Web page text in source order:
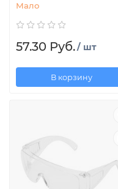
Мало
57.30 Руб./ шт
В корзину